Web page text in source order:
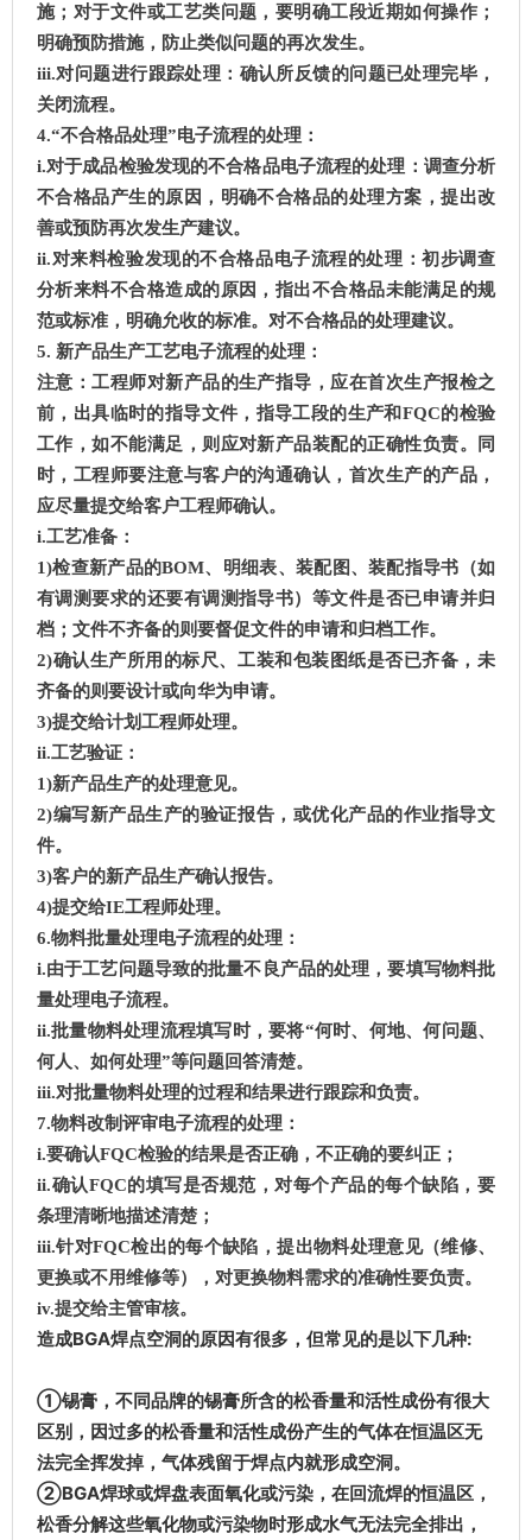
施；对于文件或工艺类问题，要明确工段近期如何操作；
明确预防措施，防止类似问题的再次发生。
iii.对问题进行跟踪处理：确认所反馈的问题已处理完毕，
关闭流程。
4.“不合格品处理”电子流程的处理：
i.对于成品检验发现的不合格品电子流程的处理：调查分析
不合格品产生的原因，明确不合格品的处理方案，提出改
善或预防再次发生产建议。
ii.对来料检验发现的不合格品电子流程的处理：初步调查
分析来料不合格造成的原因，指出不合格品未能满足的规
范或标准，明确允收的标准。对不合格品的处理建议。
5. 新产品生产工艺电子流程的处理：
注意：工程师对新产品的生产指导，应在首次生产报检之
前，出具临时的指导文件，指导工段的生产和FQC的检验
工作，如不能满足，则应对新产品装配的正确性负责。同
时，工程师要注意与客户的沟通确认，首次生产的产品，
应尽量提交给客户工程师确认。
i.工艺准备：
1)检查新产品的BOM、明细表、装配图、装配指导书（如
有调测要求的还要有调测指导书）等文件是否已申请并归
档；文件不齐备的则要督促文件的申请和归档工作。
2)确认生产所用的标尺、工装和包装图纸是否已齐备，未
齐备的则要设计或向华为申请。
3)提交给计划工程师处理。
ii.工艺验证：
1)新产品生产的处理意见。
2)编写新产品生产的验证报告，或优化产品的作业指导文
件。
3)客户的新产品生产确认报告。
4)提交给IE工程师处理。
6.物料批量处理电子流程的处理：
i.由于工艺问题导致的批量不良产品的处理，要填写物料批
量处理电子流程。
ii.批量物料处理流程填写时，要将“何时、何地、何问题、
何人、如何处理”等问题回答清楚。
iii.对批量物料处理的过程和结果进行跟踪和负责。
7.物料改制评审电子流程的处理：
i.要确认FQC检验的结果是否正确，不正确的要纠正；
ii.确认FQC的填写是否规范，对每个产品的每个缺陷，要
条理清晰地描述清楚；
iii.针对FQC检出的每个缺陷，提出物料处理意见（维修、
更换或不用维修等），对更换物料需求的准确性要负责。
iv.提交给主管审核。
造成BGA焊点空洞的原因有很多，但常见的是以下几种:
①锡膏，不同品牌的锡膏所含的松香量和活性成份有很大
区别，因过多的松香量和活性成份产生的气体在恒温区无
法完全挥发掉，气体残留于焊点内就形成空洞。
②BGA焊球或焊盘表面氧化或污染，在回流焊的恒温区，
松香分解这些氧化物或污染物时形成水气无法完全排出，